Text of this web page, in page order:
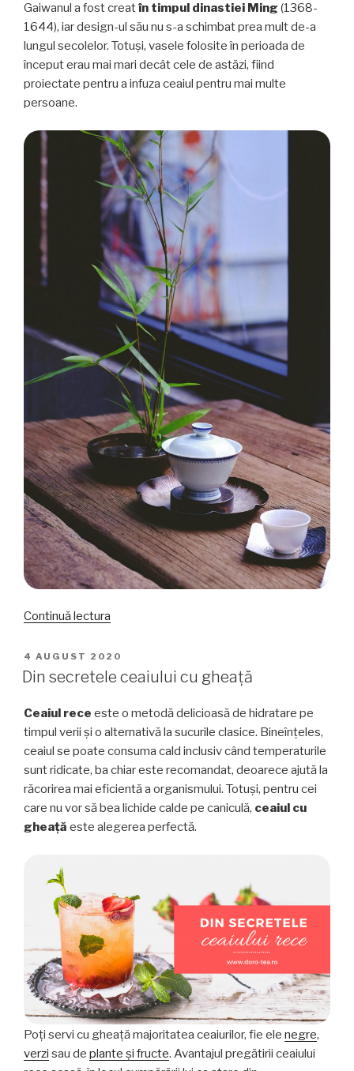
Gaiwanul a fost creatîn timpul dinastiei Ming (1368-
1644), iar design-ul său nu s-a schimbat prea mult de-a
lungul secolelor. Totuși, vasele folosite în perioada de
început erau mai mari decât cele de astăzi, fiind
proiectate pentru a infuza ceaiul pentru mai multe
persoane.
Continuă lectura
gaiwanului”
PUBLICAT
PE
4 AUGUST 2020
Din secretele ceaiului cu gheață
Ceaiul rece este o metodă delicioasă de hidratare pe
timpul verii și o alternativă la sucurile clasice. Bineînțeles,
ceaiul se poate consuma cald inclusiv când temperaturile
sunt ridicate, ba chiar este recomandat, deoarece ajută la
răcorirea mai eficientă a organismului. Totuși, pentru cei
care nu vor să bea lichide calde pe caniculă, ceaiul cu
gheață este alegerea perfectă.
Poți servi cu gheață majoritatea ceaiurilor, fie ele negre,
verzi sau de plante și fructe. Avantajul pregătirii ceaiului